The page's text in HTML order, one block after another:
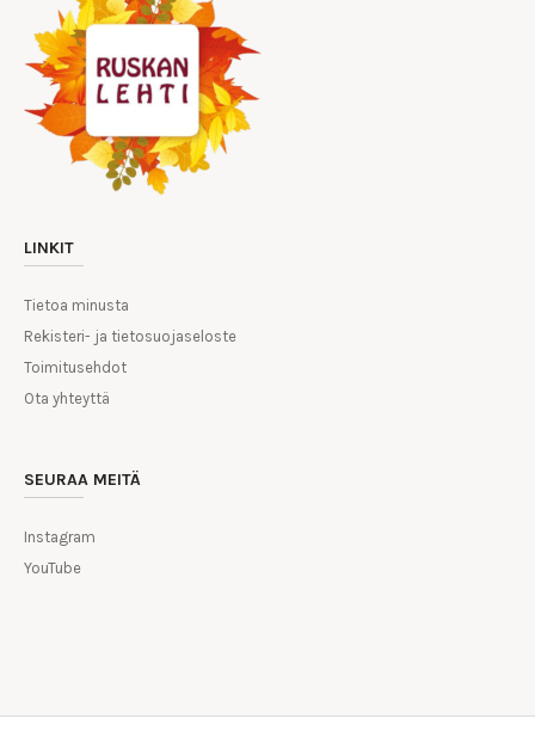
LINKIT
Tietoa minusta
Rekisteri- ja tietosuojaseloste
Toimitusehdot
Ota yhteyttä
SEURAA MEITÄ
Instagram
YouTube